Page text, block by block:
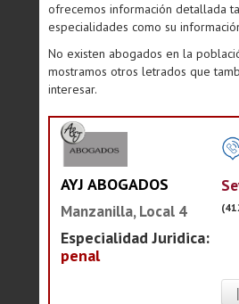
ofrecemos información detallada
especialidades como su
No existen abogados en la
mostramos otros letrados que
interesar.
AYJ ABOGADOS
Manzanilla, Local 4
Especialidad Juridica:
penal